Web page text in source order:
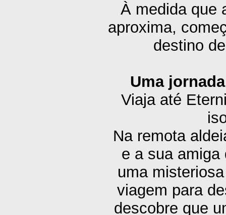
À medida que
aproxima,
destino
Uma
Viaja até
Na remota
e a sua amiga
uma
viagem para
descobre que